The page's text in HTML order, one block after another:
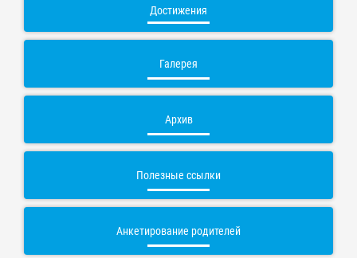
Достижения
Галерея
Архив
Полезные ссылки
Анкетирование родителей